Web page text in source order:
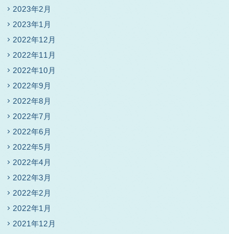
2023年2月
2023年1月
2022年12月
2022年11月
2022年10月
2022年9月
2022年8月
2022年7月
2022年6月
2022年5月
2022年4月
2022年3月
2022年2月
2022年1月
2021年12月